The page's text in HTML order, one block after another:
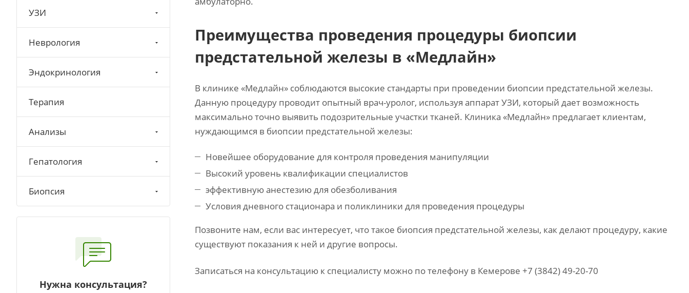
Преимущества проведения процедуры биопсии
предстательной железы в «Медлайн»
В клинике «Медлайн» соблюдаются высокие стандарты при проведении биопсии предстательной железы.
Данную процедуру проводит опытный врач-уролог, используя аппарат УЗИ, который дает возможность
максимально точно выявить подозрительные участки тканей. Клиника «Медлайн» предлагает клиентам,
нуждающимся в биопсии предстательной железы:
Новейшее оборудование для контроля проведения манипуляции
Высокий уровень квалификации специалистов
эффективную анестезию для обезболивания
Условия дневного стационара и поликлиники для проведения процедуры
Позвоните нам, если вас интересует, что такое биопсия предстательной железы, как делают процедуру, какие
существуют показания к ней и другие вопросы.
Записаться на консультацию к специалисту можно по телефону в Кемерове +7 (3842) 49-20-70
УЗИ
Неврология
Эндокринология
Терапия
Анализы
Гепатология
Биопсия
Нужна консультация?